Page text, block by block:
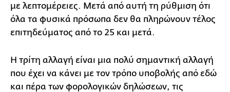
με λεπτομέρειες. Μετά από αυτή τη ρύθμιση ότι
όλα τα φυσικά πρόσωπα δεν θα πληρώνουν τέλος
επιτηδεύματος από το 25 και μετά.
Η τρίτη αλλαγή είναι μια πολύ σημαντική αλλαγή
που έχει να κάνει με τον τρόπο υποβολής από εδώ
και πέρα των φορολογικών δηλώσεων, τις